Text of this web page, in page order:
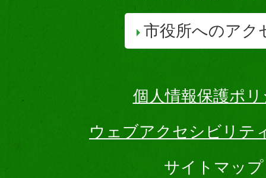
市役所へのアク
個人情報保護ポ
ウェブアクセシビリテ
サイトマップ